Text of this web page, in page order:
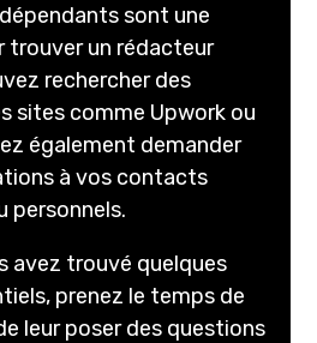
sont une
trouver un rédacteur
rechercher des
sites comme Upwork ou
également demander
à vos contacts
personnels.
avez trouvé quelques
prenez le temps de
leur poser des questions